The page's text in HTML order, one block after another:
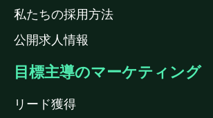
私たちの採用方法
公開求人情報
目標主導のマーケティング
リード獲得